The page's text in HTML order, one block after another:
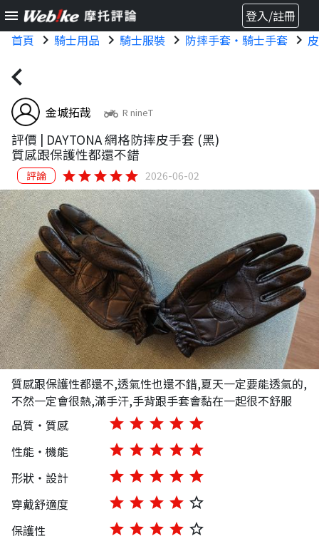
menu
登入/註冊
首頁 chevron_right 騎士用品 chevron_right 騎士服裝 chevron_right 防摔手套・騎士手套 chevron_right
chevron_left
金城拓哉 two_wheeler R nineT
評價 | DAYTONA 網格防摔皮手套 (黑)
質感跟保護性都還不錯
評論 starstarstarstarstar 2026-06-02
質感跟保護性都還不,透氣性也還不錯,夏天一定要能透氣的,
不然一定會很熱,滿手汗,手背跟手套會黏在一起很不舒服
品質・質感
star star star star star
性能・機能
star star star star star
形狀・設計
star star star star star
穿戴舒適度
star star star star star_border
保護性
star star star star star_border